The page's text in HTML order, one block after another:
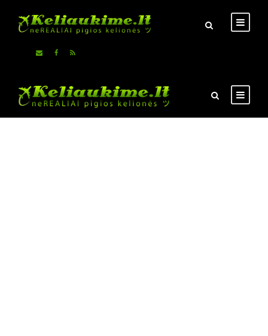
Pigiausi skrydžiai ir viešbučiai, auto nuoma
Savarankiškų kelionių
idėjos
Naudingi patarimai keliautojams Čia - NE kelionių agentūra !!